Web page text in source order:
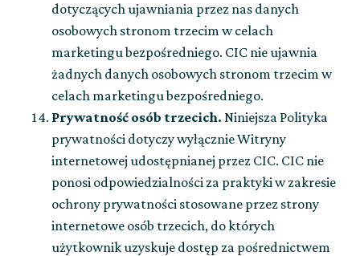
dotyczących ujawniania przez nas danych
osobowych stronom trzecim w celach
marketingu bezpośredniego. CIC nie ujawnia
żadnych danych osobowych stronom trzecim w
celach marketingu bezpośredniego.
Prywatność osób trzecich. Niniejsza Polityka
prywatności dotyczy wyłącznie Witryny
internetowej udostępnianej przez CIC. CIC nie
ponosi odpowiedzialności za praktyki w zakresie
ochrony prywatności stosowane przez strony
internetowe osób trzecich, do których
użytkownik uzyskuje dostęp za pośrednictwem